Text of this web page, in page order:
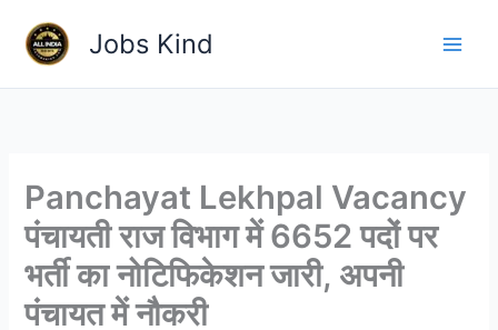
content
Jobs Kind
Panchayat Lekhpal Vacancy
पंचायती राज विभाग में 6652 पदों पर
भर्ती का नोटिफिकेशन जारी, अपनी
पंचायत में नौकरी